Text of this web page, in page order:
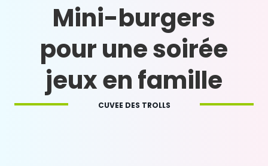
Mini-burgers
pour une soirée
jeux en famille
CUVEE DES TROLLS